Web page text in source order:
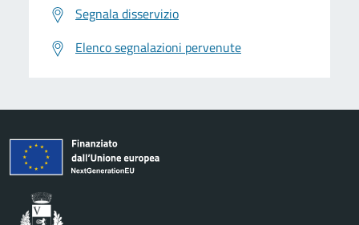
Segnala disservizio
Elenco segnalazioni pervenute